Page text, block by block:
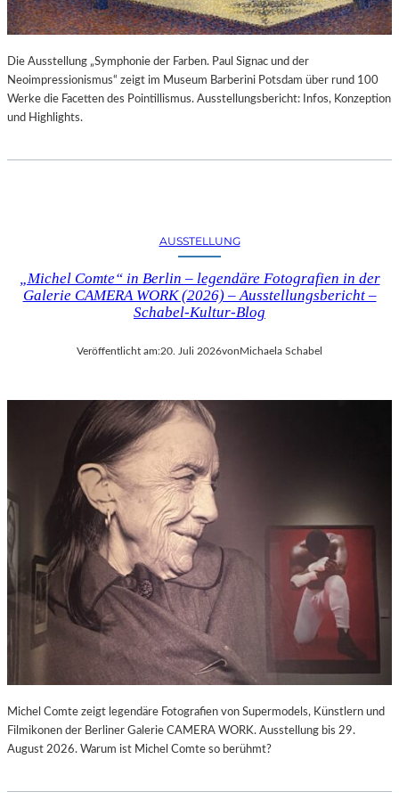
Die Ausstellung „Symphonie der Farben. Paul Signac und der
Neoimpressionismus“ zeigt im Museum Barberini Potsdam über rund 100
Werke die Facetten des Pointillismus. Ausstellungsbericht: Infos, Konzeption
und Highlights.
AUSSTELLUNG
„Michel Comte“ in Berlin – legendäre Fotografien in der
Galerie CAMERA WORK (2026) – Ausstellungsbericht –
Schabel-Kultur-Blog
Veröffentlicht am:20. Juli 2026von Michaela Schabel
Michel Comte zeigt legendäre Fotografien von Supermodels, Künstlern und
Filmikonen der Berliner Galerie CAMERA WORK. Ausstellung bis 29.
August 2026. Warum ist Michel Comte so berühmt?